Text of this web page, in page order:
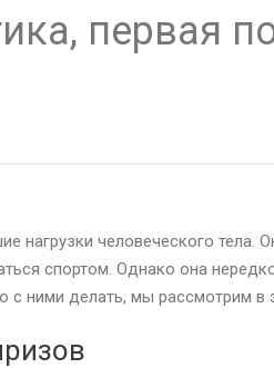
первая
нагрузки человеческого тела.
спортом. Однако она
ними делать, мы рассмотрим в